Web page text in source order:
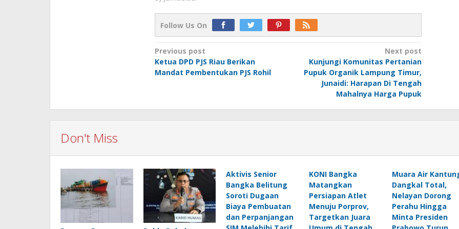
Follow Us On
Post
navigation
Previous post
Ketua DPD PJS Riau Berikan
Mandat Pembentukan PJS Rohil
Next post
Kunjungi Komunitas Pertanian
Pupuk Organik Lampung Timur,
Junaidi: Harapan Di Tengah
Mahalnya Harga Pupuk
Don't Miss
Aktivis Senior
Bangka Belitung
Soroti Dugaan
Biaya Pembuatan
dan Perpanjangan
KONI Bangka
Matangkan
Persiapan Atlet
Menuju Porprov,
Targetkan Juara
Muara Air
Dangkal Total,
Nelayan Dorong
Perahu Hingga
Minta Presiden